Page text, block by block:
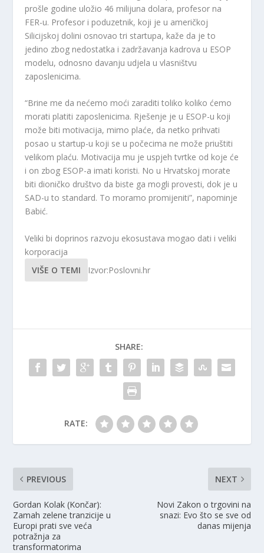
prošle godine uložio 46 milijuna dolara, profesor na
FER-u. Profesor i poduzetnik, koji je u američkoj
Silicijskoj dolini osnovao tri startupa, kaže da je to
jedino zbog nedostatka i zadržavanja kadrova u ESOP
modelu, odnosno davanju udjela u vlasništvu
zaposlenicima.
“Brine me da nećemo moći zaraditi toliko koliko ćemo
morati platiti zaposlenicima. Rješenje je u ESOP-u koji
može biti motivacija, mimo plaće, da netko prihvati
posao u startup-u koji se u počecima ne može priuštiti
velikom plaću. Motivacija mu je uspjeh tvrtke od koje će
i on zbog ESOP-a imati koristi. No u Hrvatskoj morate
biti dioničko društvo da biste ga mogli provesti, dok je u
SAD-u to standard. To moramo promijeniti”, napominje
Babić.
Veliki bi doprinos razvoju ekosustava mogao dati i veliki
korporacija
VIŠE O TEMI
Izvor:Poslovni.hr
SHARE:
RATE:
PREVIOUS
Gordan Kolak (Končar):
Zamah zelene tranzicije u
Europi prati sve veća
potražnja za
transformatorima
NEXT
Novi Zakon o trgovini na
snazi: Evo što se sve od
danas mijenja